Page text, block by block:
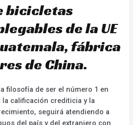
bicicletas
de la UE
fábrica
de China.
filosofía de ser el número 1 en
la calificación crediticia y la
seguirá atendiendo a
del país y del extranjero con